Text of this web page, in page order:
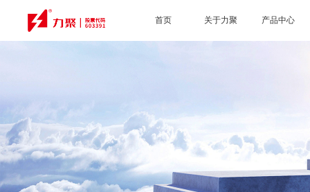
首页 关于力聚 产品中心